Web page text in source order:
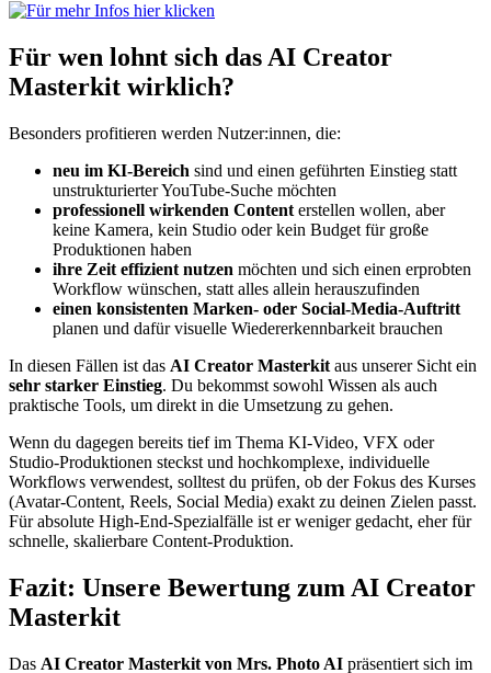
Für wen lohnt sich das AI Creator
Masterkit wirklich?
Besonders profitieren werden Nutzer:innen, die:
neu im KI-Bereich sind und einen geführten Einstieg statt
unstrukturierter YouTube-Suche möchten
professionell wirkenden Content erstellen wollen, aber
keine Kamera, kein Studio oder kein Budget für große
Produktionen haben
ihre Zeit effizient nutzen möchten und sich einen erprobten
Workflow wünschen, statt alles allein herauszufinden
einen konsistenten Marken- oder Social-Media-Auftritt
planen und dafür visuelle Wiedererkennbarkeit brauchen
In diesen Fällen ist das AI Creator Masterkit aus unserer Sicht ein
sehr starker Einstieg. Du bekommst sowohl Wissen als auch
praktische Tools, um direkt in die Umsetzung zu gehen.
Wenn du dagegen bereits tief im Thema KI-Video, VFX oder
Studio-Produktionen steckst und hochkomplexe, individuelle
Workflows verwendest, solltest du prüfen, ob der Fokus des Kurses
(Avatar-Content, Reels, Social Media) exakt zu deinen Zielen passt.
Für absolute High-End-Spezialfälle ist er weniger gedacht, eher für
schnelle, skalierbare Content-Produktion.
Fazit: Unsere Bewertung zum AI Creator
Masterkit
Das AI Creator Masterkit von Mrs. Photo AI präsentiert sich im